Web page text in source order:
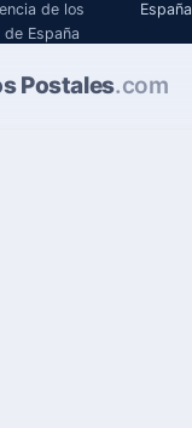
de los
España
España
Postales.com